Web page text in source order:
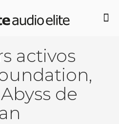
activos
de